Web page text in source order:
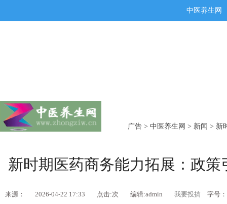
中医养生网
广告 > 中医养生网 > 新闻 > 新
新时期医药商务能力拓展：政策
来源： 2026-04-22 17:33 点击:次 编辑:admin 我要投搞 字号：